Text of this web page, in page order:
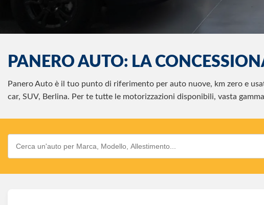
PANERO AUTO: LA
Panero Auto è il tuo punto di riferimento per auto nuove, km zero e
car, SUV, Berlina. Per te tutte le motorizzazioni disponibili, vasta